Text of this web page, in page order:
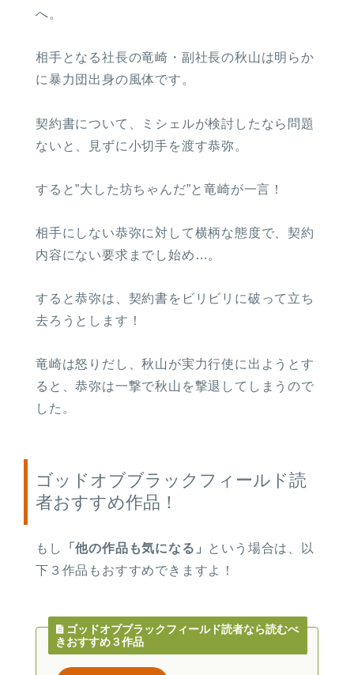
へ。
相手となる社長の竜崎・副社長の秋山は明らか
に暴力団出身の風体です。
契約書について、ミシェルが検討したなら問題
ないと、見ずに小切手を渡す恭弥。
すると”大した坊ちゃんだ”と竜崎が一言！
相手にしない恭弥に対して横柄な態度で、契約
内容にない要求までし始め…。
すると恭弥は、契約書をビリビリに破って立ち
去ろうとします！
竜崎は怒りだし、秋山が実力行使に出ようとす
ると、恭弥は一撃で秋山を撃退してしまうので
した。
ゴッドオブブラックフィールド読
者おすすめ作品！
もし 「他の作品も気になる」
という場合は、以
下３作品もおすすめできますよ！
ゴッドオブブラックフィールド読者なら読むべ
きおすすめ３作品